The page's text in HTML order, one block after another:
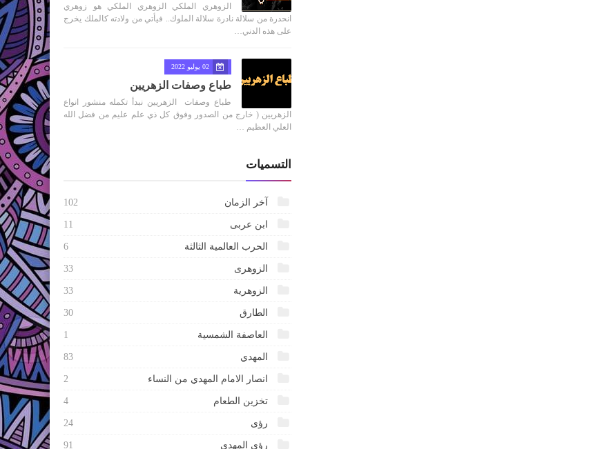
الزوهري الملكي الزوهري الملكي هو زوهري
انحدرة من سلالة نادرة سلالة الملوك.. فيأتي من ولادته كالملك يخرج
على هذه الدني…
02 يوليو 2022
طباع وصفات الزهريين
طباع وصفات الزهريين نبدأ تكمله منشور انواع
الزهريين ( خارج من الصدور وفوق كل ذي علم عليم من فضل الله
العلي العظيم …
التسميات
آخر الزمان 102
ابن عربى 11
الحرب العالمية الثالثة 6
الزوهرى 33
الزوهرية 33
الطارق 30
العاصفة الشمسية 1
المهدي 83
انصار الامام المهدي من النساء 2
تخزين الطعام 4
رؤى 24
رؤى المهدي 91